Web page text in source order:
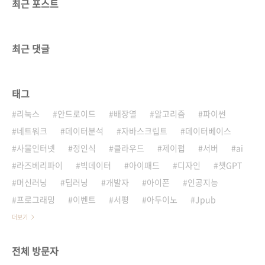
최근 포스트
최근 댓글
태그
리눅스 안드로이드 배장열 알고리즘
파이썬
네트워크
데이터분석 자바스크립트
데이터베이스
사물인터넷
정인식 클라우드 제이펍 서버
ai
라즈베리파이
빅데이터 아이패드 디자인
챗GPT
머신러닝
딥러닝 개발자 아이폰
인공지능
프로그래밍
이벤트 서평 아두이노 Jpub
더보기
전체 방문자